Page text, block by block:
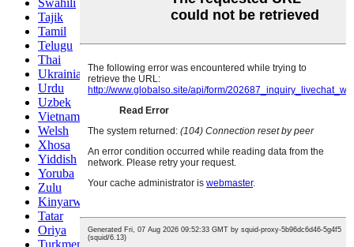
Swahili
Tajik
Tamil
Telugu
Thai
Ukrainian
Urdu
Uzbek
Vietnamese
Welsh
Xhosa
Yiddish
Yoruba
Zulu
Kinyarwanda
Tatar
Oriya